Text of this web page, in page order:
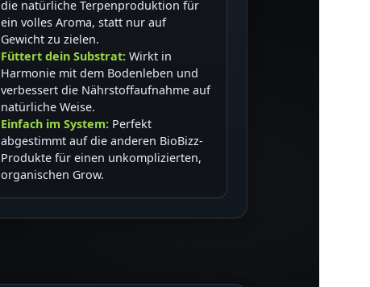
die natürliche Terpenproduktion für
ein volles Aroma, statt nur auf
Gewicht zu zielen.
Füttert dein Substrat: Wirkt in
Harmonie mit dem Bodenleben und
verbessert die Nährstoffaufnahme auf
natürliche Weise.
Einfach im System: Perfekt
abgestimmt auf die anderen BioBizz-
Produkte für einen unkomplizierten,
organischen Grow.